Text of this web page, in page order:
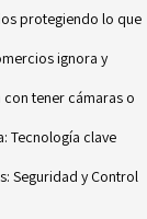
protegiendo lo que
ignora y
tener cámaras o
Tecnología clave
Seguridad y Control